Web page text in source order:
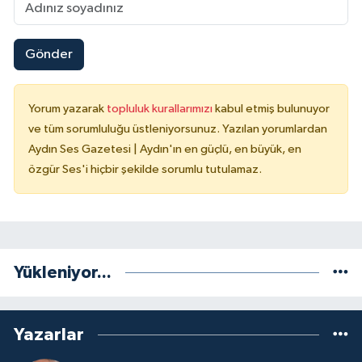
Gönder
Yorum yazarak topluluk kurallarımızı kabul etmiş bulunuyor
ve tüm sorumluluğu üstleniyorsunuz. Yazılan yorumlardan
Aydın Ses Gazetesi | Aydın'ın en güçlü, en büyük, en
özgür Ses'i hiçbir şekilde sorumlu tutulamaz.
Yükleniyor...
Yazarlar